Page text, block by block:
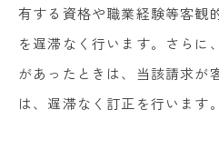
有する資格や職業経験等客観
を遅滞なく行います。さらに
があったときは、当該請求が
は、遅滞なく訂正を行います。